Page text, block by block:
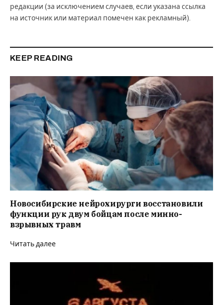
редакции (за исключением случаев, если указана ссылка
на источник или материал помечен как рекламный).
KEEP READING
Новосибирские нейрохирурги восстановили
функции рук двум бойцам после минно-
взрывных травм
Читать далее